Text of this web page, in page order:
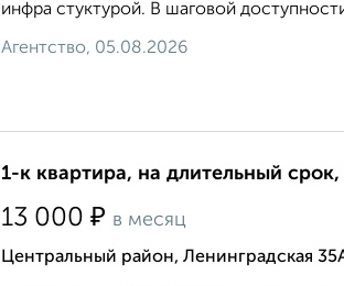
инфра стуктурой. В шаговой
Агентство, 05.08.2026
1-к квартира, на длительный
13 000 ₽ в месяц
Центральный район, Ленинградская